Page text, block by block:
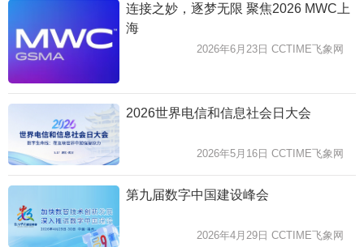
连接之妙，逐梦无限 聚焦2026 MWC上
海
2026年6月23日 CCTIME飞象网
2026世界电信和信息社会日大会
2026年5月16日 CCTIME飞象网
第九届数字中国建设峰会
2026年4月29日 CCTIME飞象网